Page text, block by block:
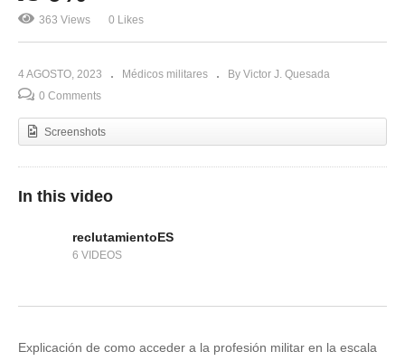
363 Views 0 Likes
4 AGOSTO, 2023 Médicos militares
By Victor J. Quesada
0 Comments
Screenshots
In this video
reclutamientoES
6 VIDEOS
Explicación de como acceder a la profesión militar en la escala